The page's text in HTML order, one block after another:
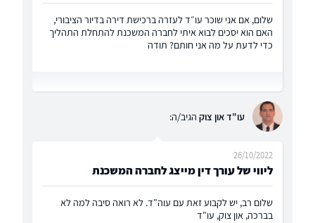
שלום, אם אני שוכר עו״ד לעזרה ברכישת דירה בדיור הציבורי,
האם הוא יסכים לבוא איתי לחברה המשכנת להתחלת התהליך
כדי לדעת על מה אני חותם? תודה
עו"ד און צוק הגיב/ה:
ליווי של עורך דין מייצג לחברה המשכנת
26/10/2022
שלום רב, יש לקבוע זאת עם עוה"ד. לא רואה סיבה למה לא
בברכה, און צוק, עו"ד